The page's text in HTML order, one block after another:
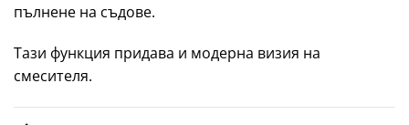
пълнене на съдове.
Тази функция придава и модерна визия на
смесителя.